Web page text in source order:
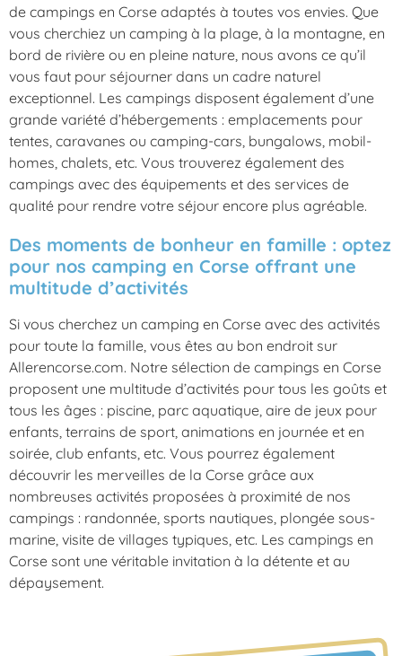
de campings en Corse adaptés à toutes vos envies. Que
vous cherchiez un camping à la plage, à la montagne, en
bord de rivière ou en pleine nature, nous avons ce qu’il
vous faut pour séjourner dans un cadre naturel
exceptionnel. Les campings disposent également d’une
grande variété d’hébergements : emplacements pour
tentes, caravanes ou camping-cars, bungalows, mobil-
homes, chalets, etc. Vous trouverez également des
campings avec des équipements et des services de
qualité pour rendre votre séjour encore plus agréable.
Des moments de bonheur en famille : optez
pour nos camping en Corse offrant une
multitude d’activités
Si vous cherchez un camping en Corse avec des activités
pour toute la famille, vous êtes au bon endroit sur
Allerencorse.com. Notre sélection de campings en Corse
proposent une multitude d’activités pour tous les goûts et
tous les âges : piscine, parc aquatique, aire de jeux pour
enfants, terrains de sport, animations en journée et en
soirée, club enfants, etc. Vous pourrez également
découvrir les merveilles de la Corse grâce aux
nombreuses activités proposées à proximité de nos
campings : randonnée, sports nautiques, plongée sous-
marine, visite de villages typiques, etc. Les campings en
Corse sont une véritable invitation à la détente et au
dépaysement.